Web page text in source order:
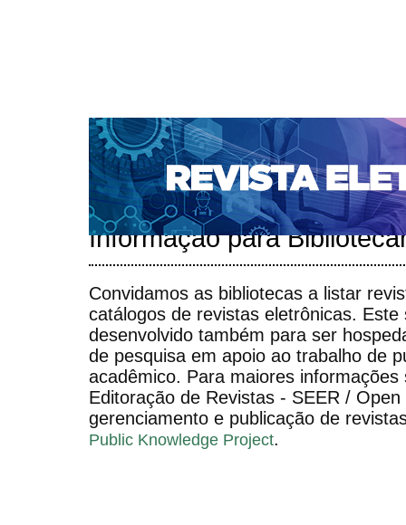
CAPA SOBRE ACESSO CADASTRO
NOTÍCIAS
SUBMISSÕES
PORTAL DE REVISTAS
AUTORES
TUTORIAL PARA AVALIADORES
Capa>Para Bibliotecários
Informação para
Convidamos as bibliotecas a listar
catálogos de revistas eletrônicas.
desenvolvido também para ser
de pesquisa em apoio ao trabalho de
acadêmico. Para maiores
Editoração de Revistas - SEER /
gerenciamento e publicação de
Public Knowledge Project.